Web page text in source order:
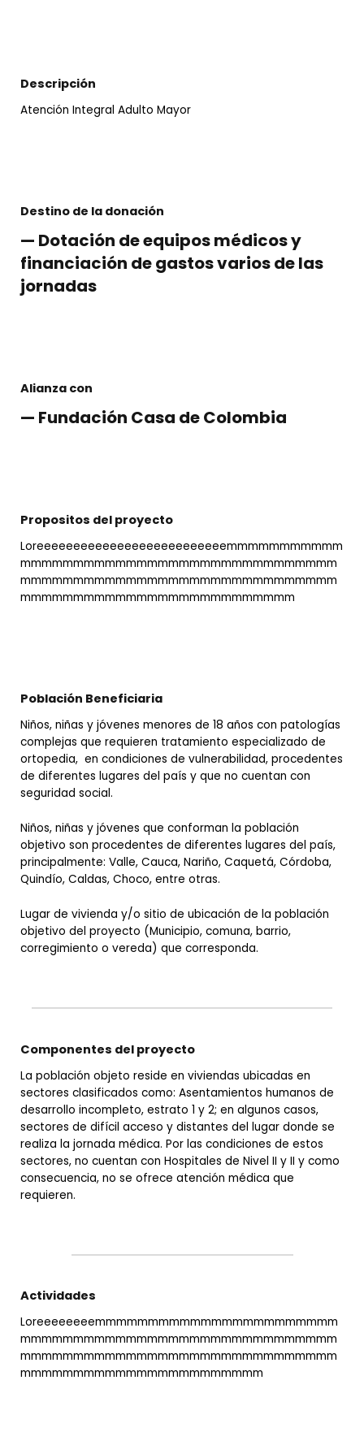
Descripción
Atención Integral Adulto Mayor
Destino de la donación
— Dotación de equipos médicos y
financiación de gastos varios de las
jornadas
Alianza con
— Fundación Casa de Colombia
Propositos del proyecto
Loreeeeeeeeeeeeeeeeeeeeeeeeeemmmmmmmmmmm
mmmmmmmmmmmmmmmmmmmmmmmmmmmmmm
mmmmmmmmmmmmmmmmmmmmmmmmmmmmmm
mmmmmmmmmmmmmmmmmmmmmmmmmm
Población Beneficiaria
Niños, niñas y jóvenes menores de 18 años con patologías
complejas que requieren tratamiento especializado de
ortopedia, en condiciones de vulnerabilidad, procedentes
de diferentes lugares del país y que no cuentan con
seguridad social.
Niños, niñas y jóvenes que conforman la población
objetivo son procedentes de diferentes lugares del país,
principalmente: Valle, Cauca, Nariño, Caquetá, Córdoba,
Quindío, Caldas, Choco, entre otras.
Lugar de vivienda y/o sitio de ubicación de la población
objetivo del proyecto (Municipio, comuna, barrio,
corregimiento o vereda) que corresponda.
Componentes del proyecto
La población objeto reside en viviendas ubicadas en
sectores clasificados como: Asentamientos humanos de
desarrollo incompleto, estrato 1 y 2; en algunos casos,
sectores de difícil acceso y distantes del lugar donde se
realiza la jornada médica. Por las condiciones de estos
sectores, no cuentan con Hospitales de Nivel II y II y como
consecuencia, no se ofrece atención médica que
requieren.
Actividades
Loreeeeeeeemmmmmmmmmmmmmmmmmmmmmmm
mmmmmmmmmmmmmmmmmmmmmmmmmmmmmm
mmmmmmmmmmmmmmmmmmmmmmmmmmmmmm
mmmmmmmmmmmmmmmmmmmmmmm